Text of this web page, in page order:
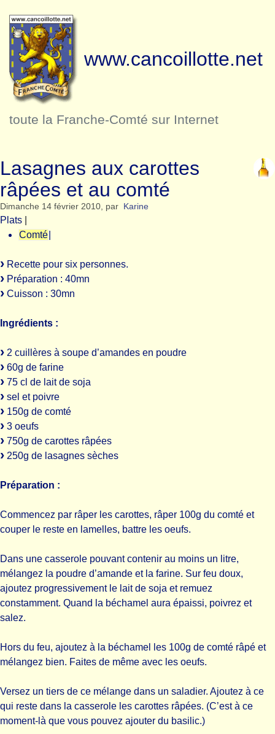
www.cancoillotte.net
toute la Franche-Comté sur Internet
Lasagnes aux carottes
râpées et au comté
Dimanche 14 février 2010, par Karine
Plats
Comté
Recette pour six personnes.
Préparation : 40mn
Cuisson : 30mn
Ingrédients :
2 cuillères à soupe d’amandes en poudre
60g de farine
75 cl de lait de soja
sel et poivre
150g de comté
3 oeufs
750g de carottes râpées
250g de lasagnes sèches
Préparation :
Commencez par râper les carottes, râper 100g du comté et
couper le reste en lamelles, battre les oeufs.
Dans une casserole pouvant contenir au moins un litre,
mélangez la poudre d’amande et la farine. Sur feu doux,
ajoutez progressivement le lait de soja et remuez
constamment. Quand la béchamel aura épaissi, poivrez et
salez.
Hors du feu, ajoutez à la béchamel les 100g de comté râpé et
mélangez bien. Faites de même avec les oeufs.
Versez un tiers de ce mélange dans un saladier. Ajoutez à ce
qui reste dans la casserole les carottes râpées. (C’est à ce
moment-là que vous pouvez ajouter du basilic.)